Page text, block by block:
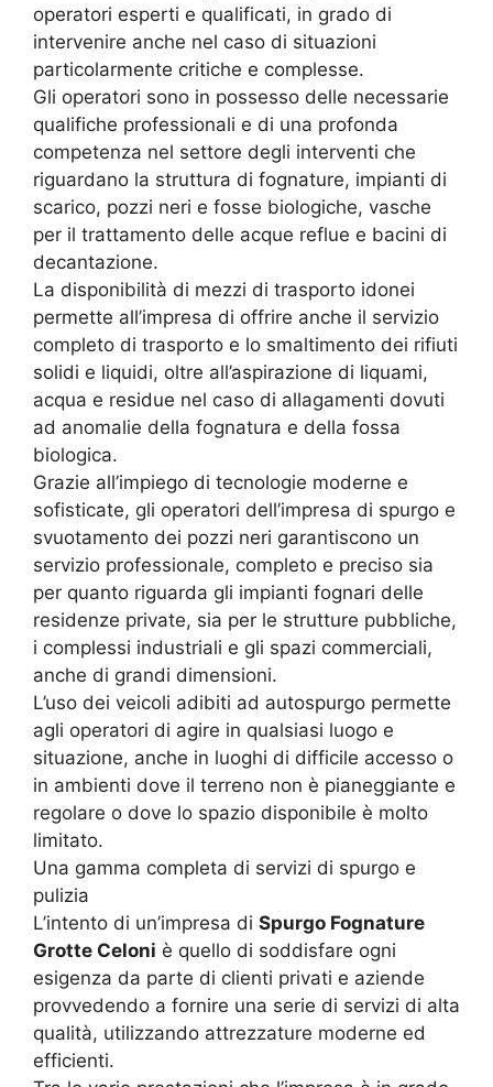
operatori esperti e qualificati, in grado di
intervenire anche nel caso di situazioni
particolarmente critiche e complesse.
Gli operatori sono in possesso delle necessarie
qualifiche professionali e di una profonda
competenza nel settore degli interventi che
riguardano la struttura di fognature, impianti di
scarico, pozzi neri e fosse biologiche, vasche
per il trattamento delle acque reflue e bacini di
decantazione.
La disponibilità di mezzi di trasporto idonei
permette all’impresa di offrire anche il servizio
completo di trasporto e lo smaltimento dei rifiuti
solidi e liquidi, oltre all’aspirazione di liquami,
acqua e residue nel caso di allagamenti dovuti
ad anomalie della fognatura e della fossa
biologica.
Grazie all’impiego di tecnologie moderne e
sofisticate, gli operatori dell’impresa di spurgo e
svuotamento dei pozzi neri garantiscono un
servizio professionale, completo e preciso sia
per quanto riguarda gli impianti fognari delle
residenze private, sia per le strutture pubbliche,
i complessi industriali e gli spazi commerciali,
anche di grandi dimensioni.
L’uso dei veicoli adibiti ad autospurgo permette
agli operatori di agire in qualsiasi luogo e
situazione, anche in luoghi di difficile accesso o
in ambienti dove il terreno non è pianeggiante e
regolare o dove lo spazio disponibile è molto
limitato.
Una gamma completa di servizi di spurgo e
pulizia
L’intento di un’impresa di Spurgo Fognature
Grotte Celoni è quello di soddisfare ogni
esigenza da parte di clienti privati e aziende
provvedendo a fornire una serie di servizi di alta
qualità, utilizzando attrezzature moderne ed
efficienti.